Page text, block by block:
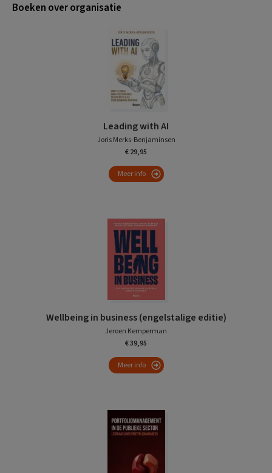
Boeken over organisatie
Leading with AI
Joris Merks-Benjaminsen
€ 29,95
Meer info
Wellbeing in business (engelstalige editie)
Jeroen Kemperman
€ 39,95
Meer info